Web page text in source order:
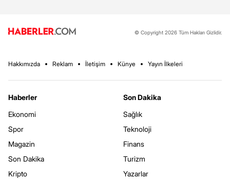
© Copyright 2026 Tüm Hakları Gizlidir.
Hakkımızda Reklam İletişim Künye Yayın İlkeleri
Haberler
Ekonomi
Spor
Magazin
Son Dakika
Kripto
Son Dakika
Sağlık
Teknoloji
Finans
Turizm
Yazarlar